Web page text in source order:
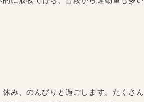
み、のんびりと過ごします。たくさん